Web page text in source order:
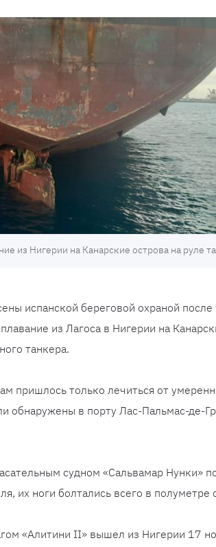
из Нигерии на Канарские острова на руле
испанской береговой охраной после
из Лагоса в Нигерии на
танкера.
пришлось только лечиться от
обнаружены в порту Лас-Пальмас-де-
судном «Сальвамар Нунки»
их ноги болтались всего в полуметре
«Алитини II» вышел из Нигерии 17